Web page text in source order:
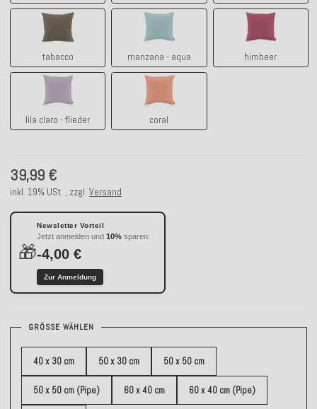
tabacco
tabacco
manzana - aqua
manzana - aqua
himbeer
himbeer
lila claro - flieder
lila claro - flieder
coral
coral
39,99 €
inkl. 19% USt. , zzgl. Versand
🎁
Newsletter Vorteil
Jetzt anmelden und 10% sparen:
-4,00 €
Zur Anmeldung
GRÖSSE WÄHLEN
40 x 30 cm 50 x 30 cm 50 x 50 cm
50 x 50 cm (Pipe) 60 x 40 cm 60 x 40 cm (Pipe)